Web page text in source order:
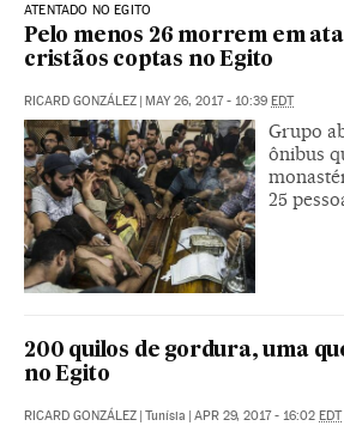
ATENTADO NO EGITO
Pelo menos 26 morrem em
cristãos coptas no Egito
RICARD GONZÁLEZ | MAY 26, 2017 - 10:39 EDT
Grupo
ônibus
25
200 quilos de gordura, uma
no Egito
RICARD GONZÁLEZ | Tunísia | APR 29, 2017 - 16:02 EDT